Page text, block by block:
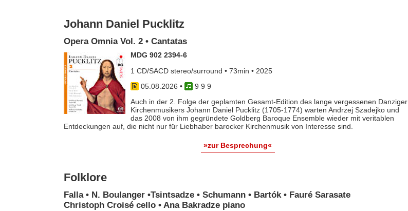
Johann Daniel Pucklitz
Opera Omnia Vol. 2 • Cantatas
MDG 902 2394-6
1 CD/SACD stereo/surround • 73min • 2025
05.08.2026 •
9 9 9
Auch in der 2. Folge der geplamten Gesamt-Edition des lange vergessenen Danziger
Kirchenmusikers Johann Daniel Pucklitz (1705-1774) warten Andrzej Szadejko und
das 2008 von ihm gegründete Goldberg Baroque Ensemble wieder mit veritablen
Entdeckungen auf, die nicht nur für Liebhaber barocker Kirchenmusik von Interesse sind.
»zur Besprechung«
Folklore
Falla • N. Boulanger •Tsintsadze • Schumann • Bartók • Fauré Sarasate
Christoph Croisé cello • Ana Bakradze piano